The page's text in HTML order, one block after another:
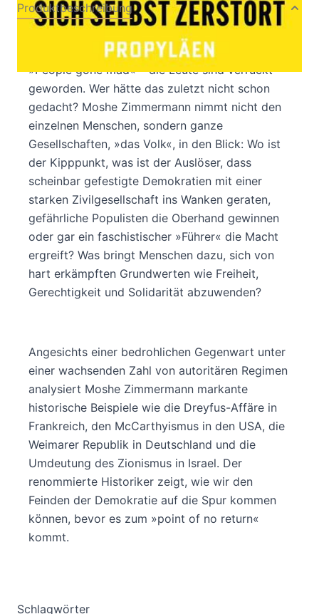
Produktbeschreibung
Die freiheitliche Demokratie und ihre Feinde
»People gone mad« – die Leute sind verrückt
geworden. Wer hätte das zuletzt nicht schon
gedacht? Moshe Zimmermann nimmt nicht den
einzelnen Menschen, sondern ganze
Gesellschaften, »das Volk«, in den Blick: Wo ist
der Kipppunkt, was ist der Auslöser, dass
scheinbar gefestigte Demokratien mit einer
starken Zivilgesellschaft ins Wanken geraten,
gefährliche Populisten die Oberhand gewinnen
oder gar ein faschistischer »Führer« die Macht
ergreift? Was bringt Menschen dazu, sich von
hart erkämpften Grundwerten wie Freiheit,
Gerechtigkeit und Solidarität abzuwenden?
Angesichts einer bedrohlichen Gegenwart unter
einer wachsenden Zahl von autoritären Regimen
analysiert Moshe Zimmermann markante
historische Beispiele wie die Dreyfus-Affäre in
Frankreich, den McCarthyismus in den USA, die
Weimarer Republik in Deutschland und die
Umdeutung des Zionismus in Israel. Der
renommierte Historiker zeigt, wie wir den
Feinden der Demokratie auf die Spur kommen
können, bevor es zum »point of no return«
kommt.
Schlagwörter